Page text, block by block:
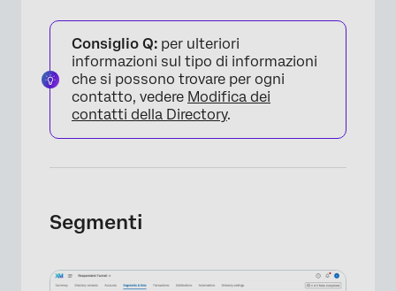
Consiglio Q: per ulteriori
informazioni sul tipo di informazioni
che si possono trovare per ogni
contatto, vedere Modifica dei
contatti della Directory.
Segmenti